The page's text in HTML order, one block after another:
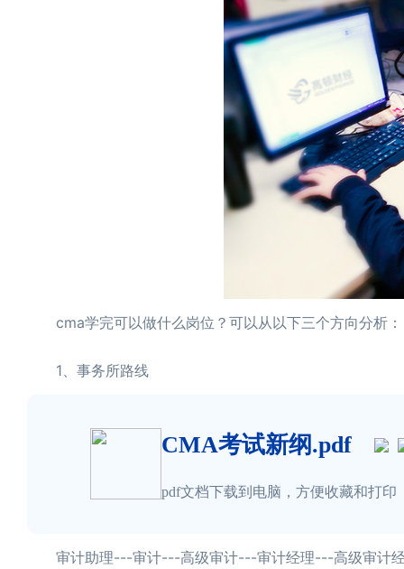
cma学完可以做什么岗位？可以从以下三个方向分析：
1、事务所路线
CMA考试新纲.pdf
pdf文档下载到电脑，方便收藏和打印
审计助理---审计---高级审计---审计经理---高级审计